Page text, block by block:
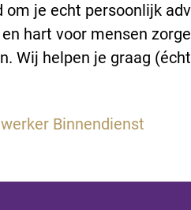
om je echt persoonlijk
hart voor mensen
Wij helpen je graag
Binnendienst